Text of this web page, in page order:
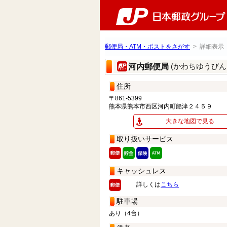
郵便局・ATM・ポストをさがす > 詳細表示
河内郵便局 (かわちゆうび
住所
〒861-5399
熊本県熊本市西区河内町船津２４５９
大きな地図で見る
取り扱いサービス
キャッシュレス
詳しくはこちら
駐車場
あり（4台）